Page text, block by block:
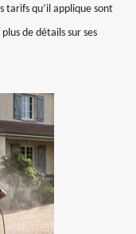
tarifs qu’il applique sont
de détails sur ses